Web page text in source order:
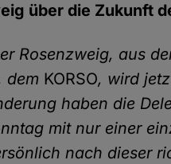
über die Zukunft
Rosenzweig, aus
dem KORSO, wird
haben die
mit nur einer
nach dieser